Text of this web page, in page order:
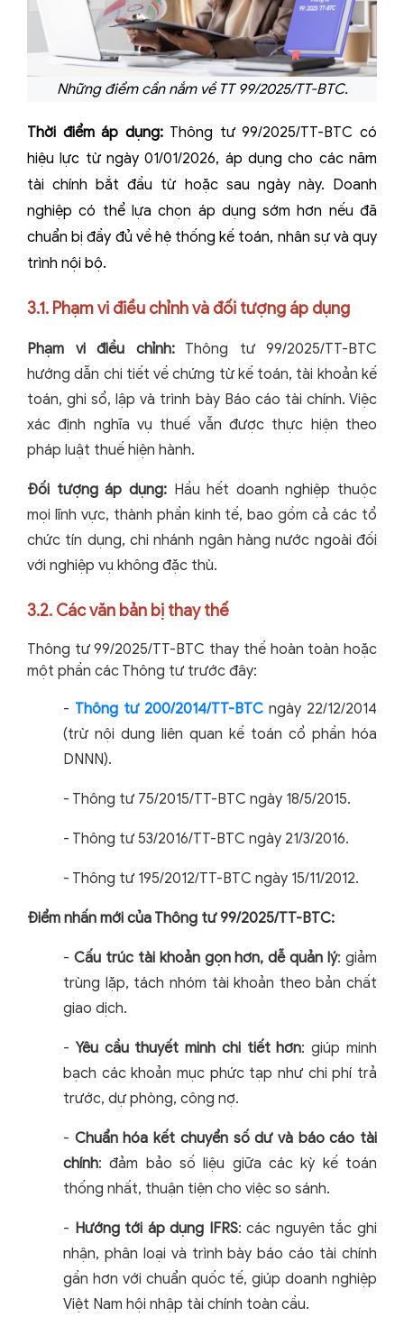
Những điểm cần nắm về TT 99/2025/TT-BTC.
Thời điểm áp dụng: Thông tư 99/2025/TT-BTC có
hiệu lực từ ngày 01/01/2026, áp dụng cho các năm
tài chính bắt đầu từ hoặc sau ngày này. Doanh
nghiệp có thể lựa chọn áp dụng sớm hơn nếu đã
chuẩn bị đầy đủ về hệ thống kế toán, nhân sự và quy
trình nội bộ.
3.1. Phạm vi điều chỉnh và đối tượng áp dụng
Phạm vi điều chỉnh:Thông tư 99/2025/TT-BTC
hướng dẫn chi tiết về chứng từ kế toán, tài khoản kế
toán, ghi sổ, lập và trình bày Báo cáo tài chính. Việc
xác định nghĩa vụ thuế vẫn được thực hiện theo
pháp luật thuế hiện hành.
Đối tượng áp dụng:Hầu hết doanh nghiệp thuộc
mọi lĩnh vực, thành phần kinh tế, bao gồm cả các tổ
chức tín dụng, chi nhánh ngân hàng nước ngoài đối
với nghiệp vụ không đặc thù.
3.2. Các văn bản bị thay thế
Thông tư 99/2025/TT-BTC thay thế hoàn toàn hoặc
một phần các Thông tư trước đây:
- Thông tư 200/2014/TT-BTC ngày 22/12/2014
(trừ nội dung liên quan kế toán cổ phần hóa
DNNN).
- Thông tư 75/2015/TT-BTC ngày 18/5/2015.
- Thông tư 53/2016/TT-BTC ngày 21/3/2016.
- Thông tư 195/2012/TT-BTC ngày 15/11/2012.
Điểm nhấn mới của Thông tư 99/2025/TT-BTC:
- Cấu trúc tài khoản gọn hơn, dễ quản lý: giảm
trùng lặp, tách nhóm tài khoản theo bản chất
giao dịch.
- Yêu cầu thuyết minh chi tiết hơn: giúp minh
bạch các khoản mục phức tạp như chi phí trả
trước, dự phòng, công nợ.
- Chuẩn hóa kết chuyển số dư và báo cáo tài
chính: đảm bảo số liệu giữa các kỳ kế toán
thống nhất, thuận tiện cho việc so sánh.
- Hướng tới áp dụng IFRS: các nguyên tắc ghi
nhận, phân loại và trình bày báo cáo tài chính
gần hơn với chuẩn quốc tế, giúp doanh nghiệp
Việt Nam hội nhập tài chính toàn cầu.